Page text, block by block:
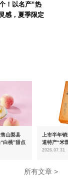
！以名产“热
感，夏季限定
售山梨县
白桃”甜点
上市半年
道特产“米
出首款夏
2026.07.31
所有文章 >